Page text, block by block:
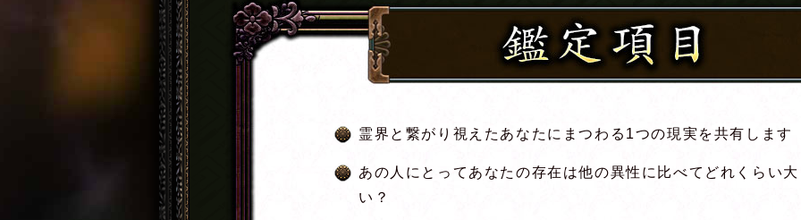
霊界と繋がり視えたあなたにまつわる1つの現実を共有します
あの人にとってあなたの存在は他の異性に比べてどれくらい
い？